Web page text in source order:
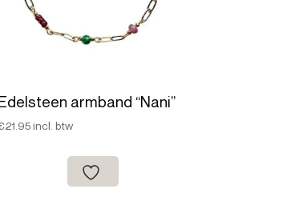
armband “Nani”
21.95incl. btw